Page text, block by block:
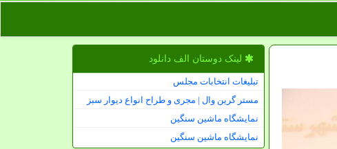
لینک دوستان الف دانلود
تبلیغات انتخابات مجلس
مستر گرین وال | مجری و طراح انواع دیوار سبز
نمایشگاه ماشین سنگین
نمایشگاه ماشین سنگین